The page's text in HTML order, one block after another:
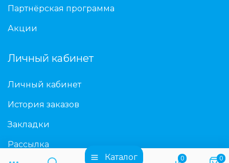
Каталог 0 0
Партнёрская программа
Акции
Личный кабинет
Личный кабинет
История заказов
Закладки
Рассылка